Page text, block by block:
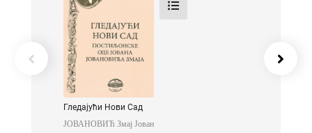
ЈОВАНОВИЋ Змај
Гледајући Нови Сад
ЈОВАНОВИЋ Змај Јован